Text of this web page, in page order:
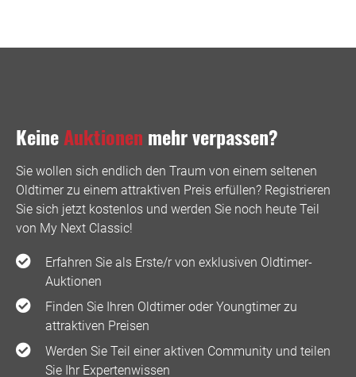
KeineAuktionen mehr verpassen?
Sie wollen sich endlich den Traum von einem seltenen
Oldtimer zu einem attraktiven Preis erfüllen? Registrieren
Sie sich jetzt kostenlos und werden Sie noch heute Teil
von My Next Classic! ️
Erfahren Sie als Erste/r von exklusiven Oldtimer-
Auktionen
Finden Sie Ihren Oldtimer oder Youngtimer zu
attraktiven Preisen
Werden Sie Teil einer aktiven Community und teilen
Sie Ihr Expertenwissen